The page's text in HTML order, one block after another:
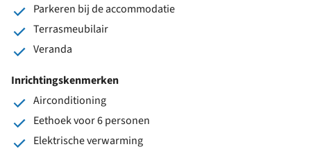
Parkeren bij de accommodatie
Terrasmeubilair
Veranda
Inrichtingskenmerken
Airconditioning
Eethoek voor 6 personen
Elektrische verwarming